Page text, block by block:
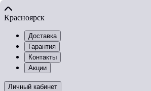
Красноярск
Доставка
Гарантия
Контакты
Акции
Личный кабинет